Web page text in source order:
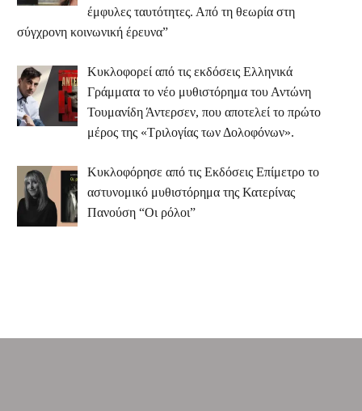
έμφυλες ταυτότητες. Από τη θεωρία στη
σύγχρονη κοινωνική έρευνα”
Κυκλοφορεί από τις εκδόσεις Ελληνικά
Γράμματα το νέο μυθιστόρημα του Αντώνη
Τουμανίδη Άντερσεν, που αποτελεί το πρώτο
μέρος της «Τριλογίας των Δολοφόνων».
Κυκλοφόρησε από τις Εκδόσεις Επίμετρο το
αστυνομικό μυθιστόρημα της Κατερίνας
Πανούση “Οι ρόλοι”